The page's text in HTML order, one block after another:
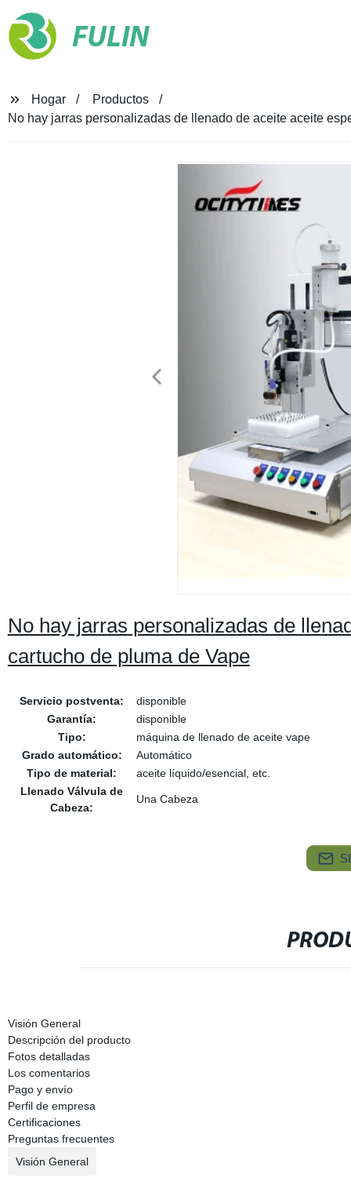
FULIN
Hogar
Productos
No hay jarras personalizadas de llenado de aceite aceite
No hay jarras personalizadas de
cartucho de pluma de Vape
Servicio postventa:
disponible
Garantía:
disponible
Tipo:
máquina de llenado de aceite vape
Grado automático:
Automático
Tipo de material:
aceite líquido/esencial, etc.
Llenado Válvula de
Cabeza:
Una Cabeza
Visión General
Descripción del producto
Fotos detalladas
Los comentarios
Pago y envío
Perfil de empresa
Certificaciones
Preguntas frecuentes
Visión General